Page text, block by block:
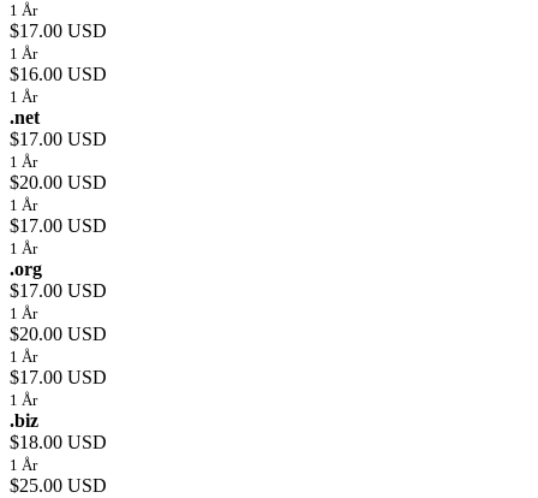
1 År
$17.00 USD
1 År
$16.00 USD
1 År
.net
$17.00 USD
1 År
$20.00 USD
1 År
$17.00 USD
1 År
.org
$17.00 USD
1 År
$20.00 USD
1 År
$17.00 USD
1 År
.biz
$18.00 USD
1 År
$25.00 USD